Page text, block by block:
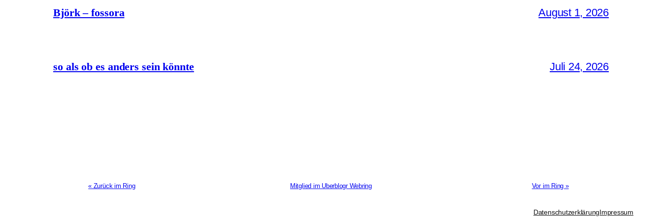
Björk – fossora August 1, 2026
so als ob es anders sein könnte Juli 24, 2026
« Zurück im Ring Mitglied im Uberblogr Webring Vor im Ring »
DatenschutzerklärungImpressum